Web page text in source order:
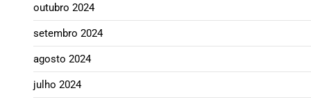
outubro 2024
setembro 2024
agosto 2024
julho 2024